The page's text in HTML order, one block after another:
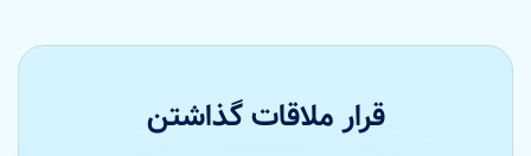
قرار ملاقات گذاشتن